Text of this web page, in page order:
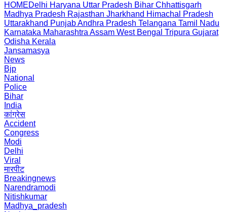
HOMEDelhi Haryana Uttar Pradesh Bihar Chhattisgarh
Madhya Pradesh Rajasthan Jharkhand Himachal Pradesh
Uttarakhand PunjabAndhra Pradesh Telangana Tamil Nadu
Karnataka Maharashtra Assam West Bengal Tripura Gujarat
Odisha Kerala
Jansamasya
News
Bjp
National
Police
Bihar
India
कांग्रेस
Accident
Congress
Modi
Delhi
Viral
मारपीट
Breakingnews
Narendramodi
Nitishkumar
Madhya_pradesh